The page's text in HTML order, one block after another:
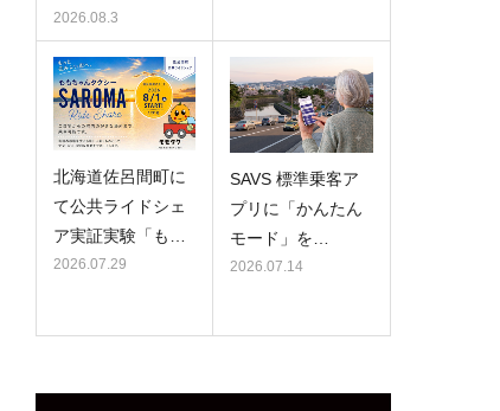
2026.08.3
北海道佐呂間町に
て公共ライドシェ
ア実証実験「も…
2026.07.29
SAVS 標準乗客ア
プリに「かんたん
モード」を…
2026.07.14